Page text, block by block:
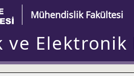
Mühendislik Fakültesi
ve